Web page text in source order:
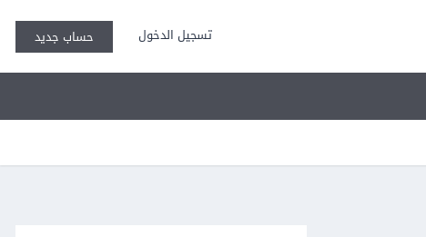
تسجيل الدخول حساب جديد